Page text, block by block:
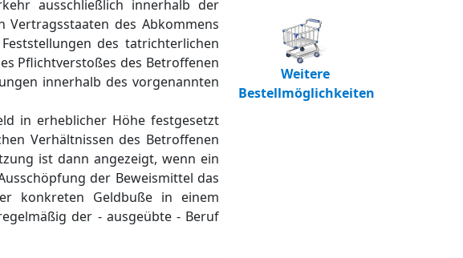
ausschließlich innerhalb der
Vertragsstaaten des Abkommens
des tatrichterlichen
Pflichtverstoßes des Betroffenen
innerhalb des vorgenannten
in erheblicher Höhe festgesetzt
Verhältnissen des Betroffenen
ist dann angezeigt, wenn ein
der Beweismittel das
konkreten Geldbuße in einem
der - ausgeübte - Beruf
Weitere
Bestellmöglichkeiten